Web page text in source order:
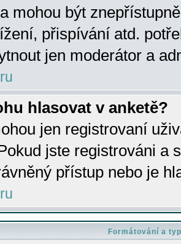
mohou být
přispívání atd.
jen moderátor a
hlasovat v anketě?
jen registrovaní
jste registrováni a
přístup nebo je
Formátování a